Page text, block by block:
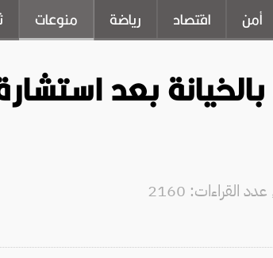
أمن اقتصاد رياضة منوعات
بعد
عدد القراءات: 2160